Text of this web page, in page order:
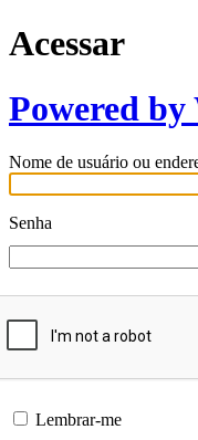
Acessar
Powered by
Nome de usuário ou
Senha
Lembrar-me